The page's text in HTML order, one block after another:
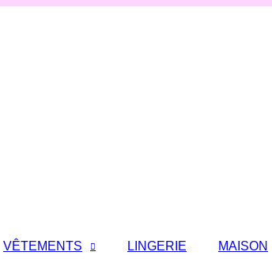
VÊTEMENTS LINGERIE MAISON